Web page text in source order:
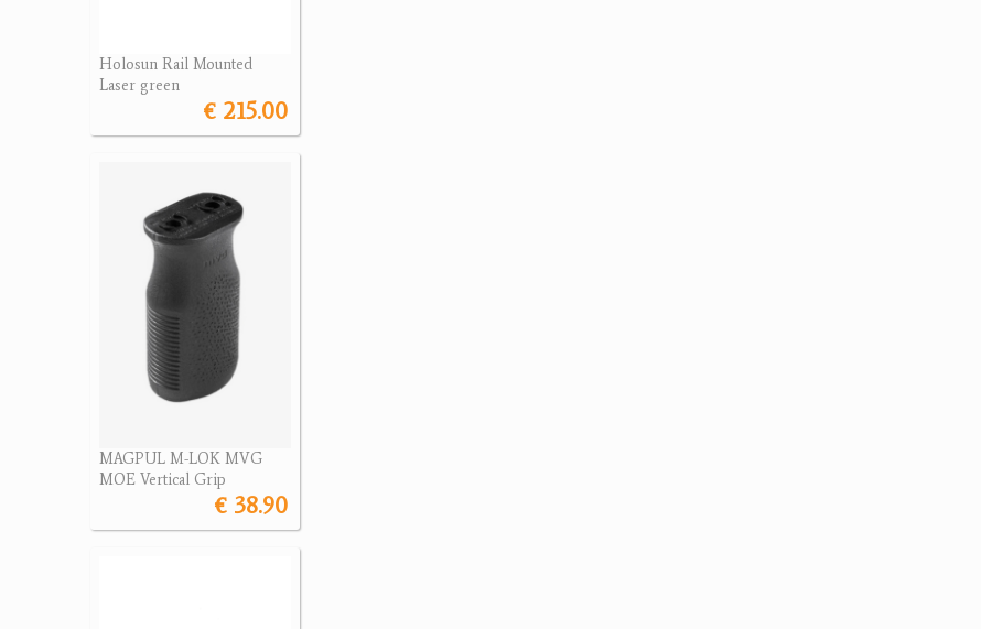
Holosun Rail Mounted
Laser green
€ 215.00
MAGPUL M-LOK MVG
MOE Vertical Grip
€ 38.90